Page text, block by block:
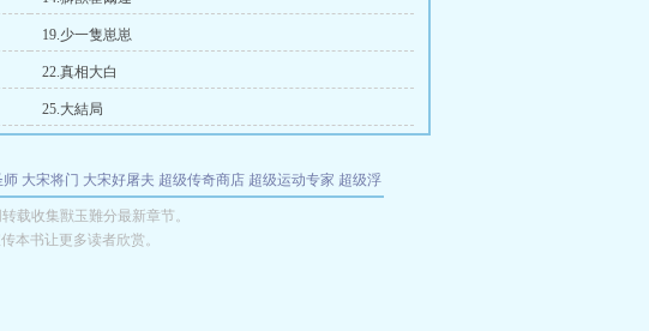
19.少一隻崽崽
22.真相大白
25.大結局
师 大宋将门 大宋好屠夫 超级传奇商店 超级运动专家 超级浮
物聊天群 某美漫的特工 我夺舍了魔皇
载收集獸玉難分最新章节。
本书让更多读者欣赏。